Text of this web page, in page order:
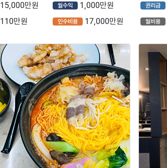
15,000만원 월수익 1,000만원
110만원 인수비용 17,000만원
권리금
월비용